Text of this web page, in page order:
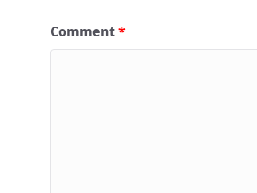
Comment*